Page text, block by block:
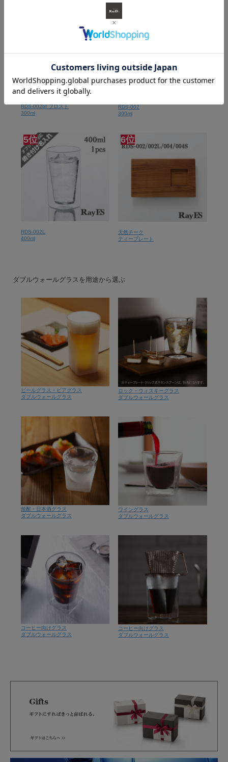
RDS-002bf フロスト
300ml
RDS-002
300ml
5位
RDS-002L
400ml
6位
天然チーク
ティープレート
ダブルウォールグラスを用途から選ぶ
ビールグラス・ビアグラス
ダブルウォールグラス
ロック・ウィスキーグラス
ダブルウォールグラス
焼酎・日本酒グラス
ダブルウォールグラス
ワイングラス
ダブルウォールグラス
コーヒー向けグラス
ダブルウォールグラス
コーヒー向けグラス
ダブルウォールグラス